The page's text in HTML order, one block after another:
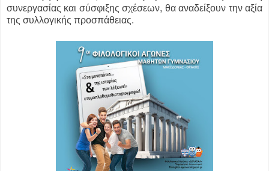
συνεργασίας και σύσφιξης σχέσεων, θα αναδείξουν την αξία
της συλλογικής προσπάθειας.